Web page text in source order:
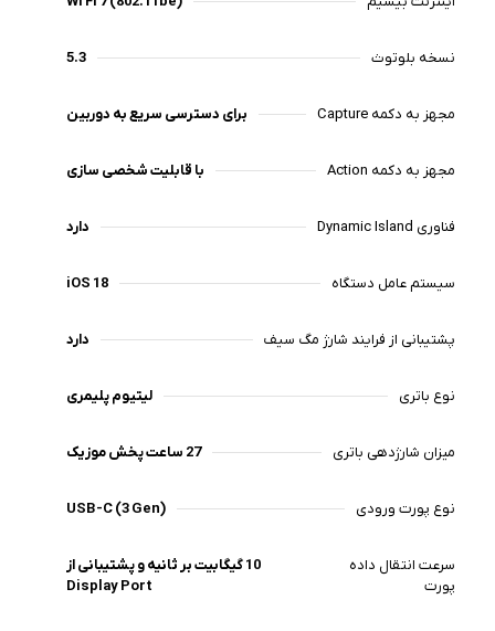
نسخه بلوتوث 5.3
مجهز به دکمه Capture برای دسترسی سریع به دوربین
مجهز به دکمه Action با قابلیت شخصی سازی
فناوری Dynamic Island دارد
سیستم عامل دستگاه iOS 18
پشتیبانی از فرایند شارژ مگ سیف دارد
نوع باتری لیتیوم پلیمری
میزان شارژدهی باتری 27 ساعت پخش موزیک
نوع پورت ورودی USB-C (3 Gen)
سرعت انتقال داده
پورت
10 گیگابیت بر ثانیه و پشتیبانی از
Display Port